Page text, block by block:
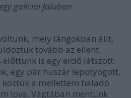
galíciai faluban
mely lángokban állt,
tovább az ellent.
is egy erdő látszott.
egy pár huszár lepotyogott,
a mellettem haladó
lova. Vágtában mentünk